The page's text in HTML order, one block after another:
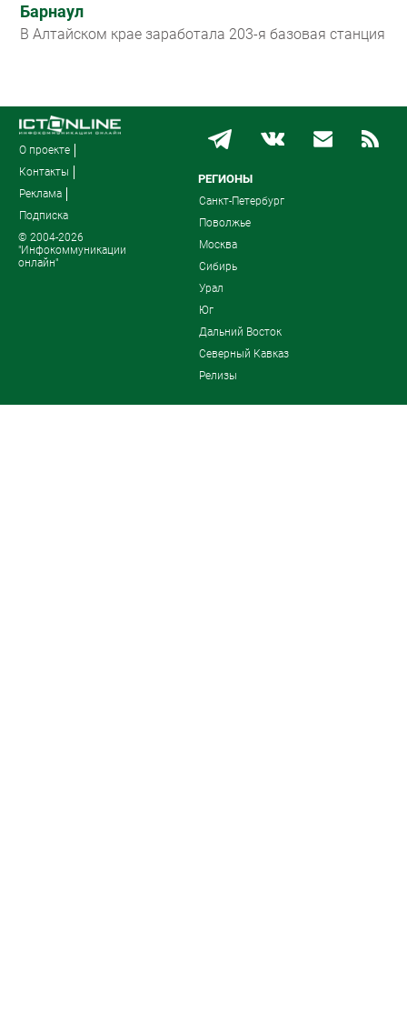
Барнаул
В Алтайском крае заработала 203-я базовая станция
О проекте
Контакты
Реклама
Подписка
© 2004-2026
"Инфокоммуникации
онлайн"
РЕГИОНЫ
Санкт-Петербург
Поволжье
Москва
Сибирь
Урал
Юг
Дальний Восток
Северный Кавказ
Релизы